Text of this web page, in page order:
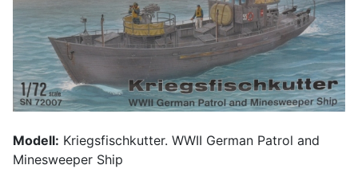
Modell: Kriegsfischkutter. WWII German Patrol and
Minesweeper Ship